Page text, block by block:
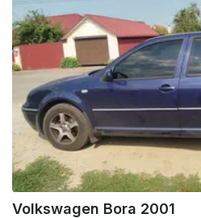
Volkswagen Bora 2001